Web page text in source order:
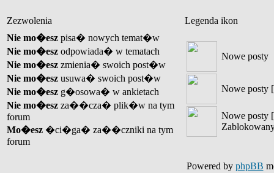
Zezwolenia
Legenda ikon
Nie mo�esz pisa� nowych temat�w
Nie mo�esz odpowiada� w tematach
Nie mo�esz zmienia� swoich post�w
Nie mo�esz usuwa� swoich post�w
Nie mo�esz g�osowa� w ankietach
Nie mo�esz za��cza� plik�w na tym
forum
Mo�esz �ci�ga� za��czniki na tym
forum
Nowe posty
Nowe posty
Nowe posty [
Powered by phpBB